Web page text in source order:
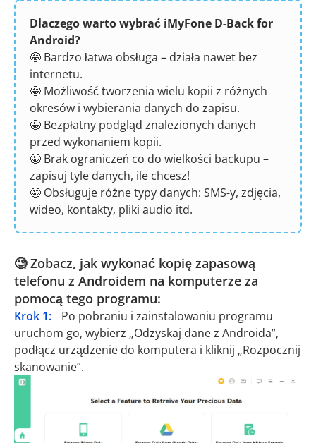
Dlaczego warto wybrać iMyFone D-Back for
Android?
🤩 Bardzo łatwa obsługa – działa nawet bez
internetu.
🤩 Możliwość tworzenia wielu kopii z różnych
okresów i wybierania danych do zapisu.
🤩 Bezpłatny podgląd znalezionych danych
przed wykonaniem kopii.
🤩 Brak ograniczeń co do wielkości backupu –
zapisuj tyle danych, ile chcesz!
🤩 Obsługuje różne typy danych: SMS-y, zdjęcia,
wideo, kontakty, pliki audio itd.
🧐 Zobacz, jak wykonać kopię zapasową
telefonu z Androidem na komputerze za
pomocą tego programu:
Krok 1:
Po pobraniu i zainstalowaniu programu
uruchom go, wybierz „Odzyskaj dane z Androida”,
podłącz urządzenie do komputera i kliknij „Rozpocznij
skanowanie”.